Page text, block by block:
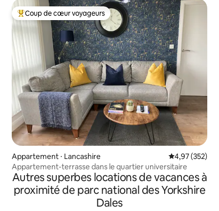
Coups de cœur voyageurs les plus appréciés
Coup de cœur voyageurs
Appartement ⋅ Lancashire Évaluation
4,97 (352)
Appartement-terrasse dans le quartier universitaire
Autres superbes locations de vacances à
proximité de parc national des Yorkshire
Dales